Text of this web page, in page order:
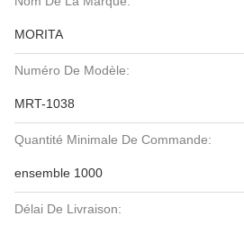
MORITA
Numéro De Modèle:
MRT-1038
Quantité Minimale De Commande:
ensemble 1000
Délai De Livraison: